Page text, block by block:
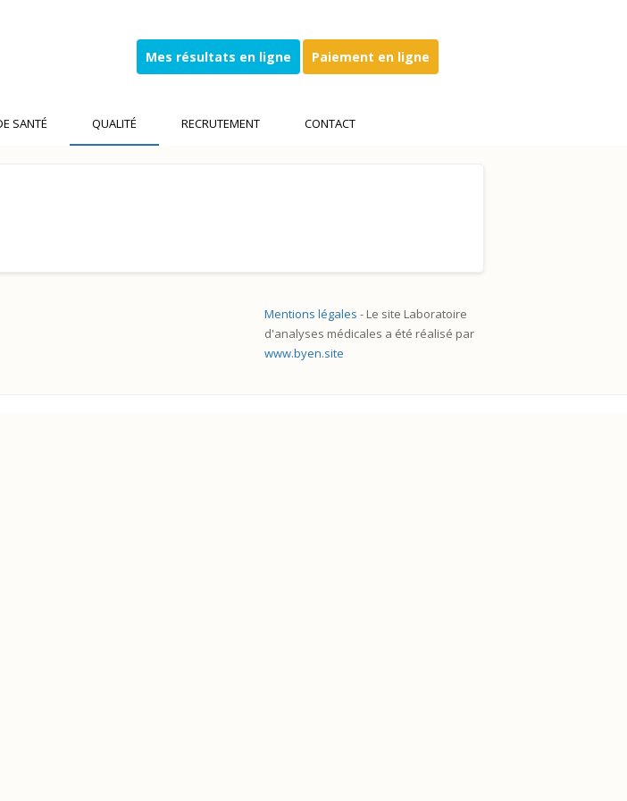
Mes résultats en ligne Paiement en ligne
SANTÉ QUALITÉ RECRUTEMENT CONTACT
Mentions légales - Le site Laboratoire
d'analyses médicales a été réalisé par
www.byen.site